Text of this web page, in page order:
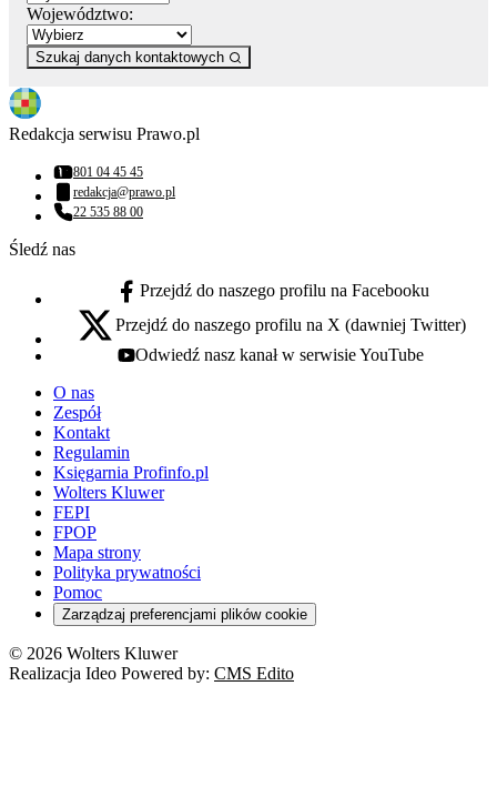
Województwo:
Szukaj danych kontaktowych
Redakcja serwisu Prawo.pl
Numer telefonu:
801 04 45 45
Adres email:
redakcja@prawo.pl
Numer telefonu:
22 535 88 00
Śledź nas
facebook - otwiera się w nowej karcie
Przejdź do naszego profilu na Facebooku
x - otwiera się w nowej karcie
Przejdź do naszego profilu na X (dawniej Twitter)
youtube - otwiera się w nowej karcie
Odwiedź nasz kanał w serwisie YouTube
O nas
Zespół
Kontakt
Regulamin
Księgarnia Profinfo.pl
Wolters Kluwer
FEPI
FPOP
Mapa strony
Polityka prywatności
Pomoc
Zarządzaj preferencjami plików cookie
© 2026 Wolters Kluwer
Realizacja Ideo Powered by: CMS Edito